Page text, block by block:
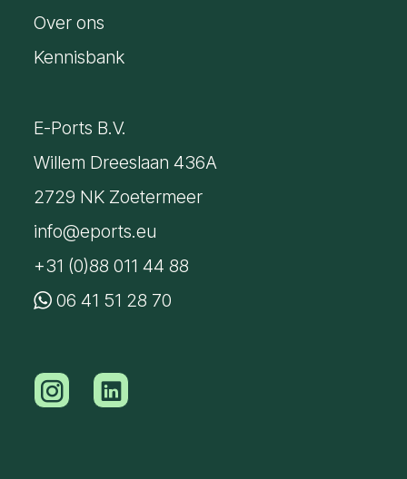
Over ons
Kennisbank
E-Ports B.V.
Willem Dreeslaan 436A
2729 NK Zoetermeer
info@eports.eu
+31 (0)88 011 44 88
06 41 51 28 70